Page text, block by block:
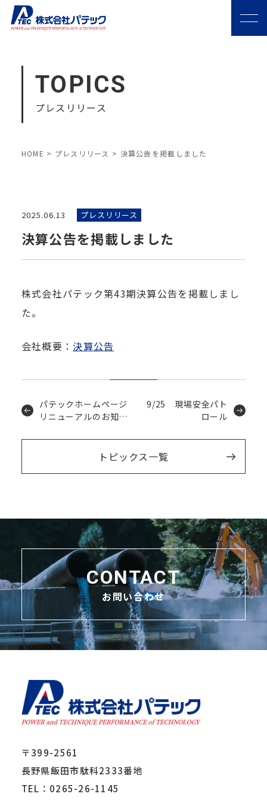
TOPICS
プレスリリース
HOME > プレスリリース > 決算公告を掲載しました
2025.06.13 プレスリリース
決算公告を掲載しました
株式会社パテック第43期決算公告を掲載しまし
た。
会社概要：決算公告
パテックホームページ
リニューアルのお知ら
トピックス一覧
9/25 現場安全パト
ロール
CONTACT
お問い合わせ
〒399-2561
長野県飯田市駄科2333番地
TEL：0265-26-1145